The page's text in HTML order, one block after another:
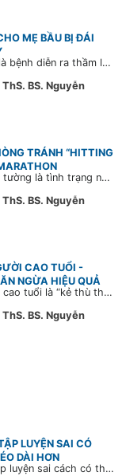
MẸ BẦU BỊ ĐÁI
Đái tháo đường thai kỳ là bệnh diễn ra thầm lặng, có thể xảy đến với bất kỳ mẹ bầu nào, dẫn đến các vấn đề sức khỏe nguy hiểm cho người mẹ và thai nhi. Để phòng ngừa và cải thiện đái tháo đường thai kỳ ở khía cạnh dinh dưỡng, mời bạn tham khảo bài viết sau.
ThS. BS. Nguyễn
TRÁNH “HITTING
"Hitting the wall" - đụng tường là tình trạng người chạy đuối sức đột ngột, cảm giác như có bức tường vô hình ngăn họ tiến về phía trước và phải dừng lại nghỉ ngơi. Tham khảo ngay lời khuyên từ chuyên gia CarePlus để phòng tránh hitting the wall khi chạy bộ.
ThS. BS. Nguyễn
CAO TUỔI -
NGỪA HIỆU QUẢ
Suy dinh dưỡng ở người cao tuổi là “kẻ thù thầm lặng” gây suy giảm miễn dịch, mất cơ, kéo dài thời gian hồi phục và tăng nguy cơ tử vong. Cùng Bác sĩ CarePlus nhận diện sớm các dấu hiệu để can thiệp kịp thời và bảo vệ sức khỏe cho ông bà- cha mẹ trong bài viết sau.
ThS. BS. Nguyễn
LUYỆN SAI CÓ
DÀI HƠN
Đau thần kinh tọa mà tập luyện sai cách có thể khiến cơn đau trở nặng và kéo dài thời gian hồi phục. Tham khảo chia sẻ của Bác sĩ CarePlus để nắm các động tác cần tránh và có góc nhìn đúng về phương pháp điều trị phù hợp trong bài viết sau.